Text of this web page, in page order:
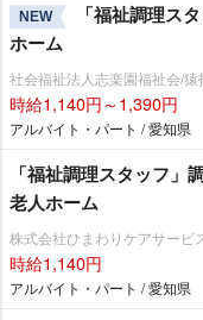
NEW
「福祉調理ス
ホーム
社会福祉法人志楽園福祉会/猿
時給1,140円～1,390円
アルバイト・パート / 愛知県
「福祉調理スタッフ」
老人ホーム
株式会社ひまわりケアサービ
時給1,140円
アルバイト・パート / 愛知県